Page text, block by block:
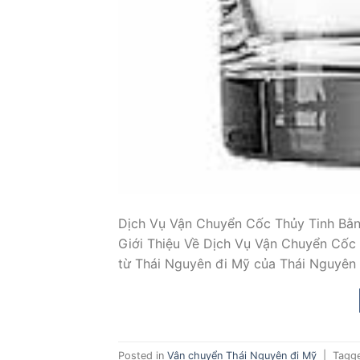
Dịch Vụ Vận Chuyển Cốc Thủy Tinh
Giới Thiệu Về Dịch Vụ Vận Chuyển
từ Thái Nguyên đi Mỹ của Thái
Posted in Vận chuyển Thái Nguyên đi Mỹ